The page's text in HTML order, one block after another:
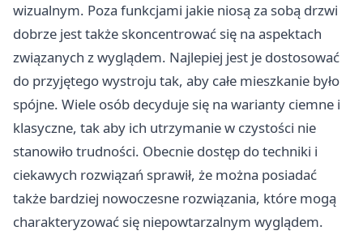
wizualnym. Poza funkcjami jakie niosą za sobą drzwi
dobrze jest także skoncentrować się na aspektach
związanych z wyglądem. Najlepiej jest je dostosować
do przyjętego wystroju tak, aby całe mieszkanie było
spójne. Wiele osób decyduje się na warianty ciemne i
klasyczne, tak aby ich utrzymanie w czystości nie
stanowiło trudności. Obecnie dostęp do techniki i
ciekawych rozwiązań sprawił, że można posiadać
także bardziej nowoczesne rozwiązania, które mogą
charakteryzować się niepowtarzalnym wyglądem.